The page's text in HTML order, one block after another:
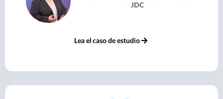
JDC
Lea el caso de estudio